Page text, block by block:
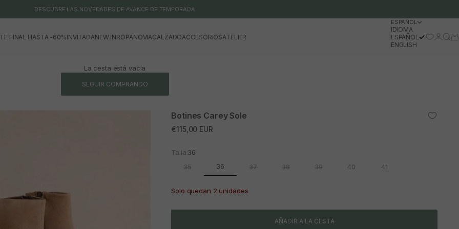
DESCUBRE LAS NOVEDADES DE AVANCE DE TEMPORADA
FINAL HASTA -60%INVITADANEW INROPANOVIACALZADOACCESORIOSATELIER
ESPAÑOL
IDIOMA
ESPAÑOL
ENGLISH
Iniciar
La cesta está vacía
SEGUIR COMPRANDO
Botines Carey Sole
Precio de oferta
€115,00 EUR
Talla:36
35
36 37 38 39 40 41
Solo quedan 2 unidades
AÑADIR A LA CESTA